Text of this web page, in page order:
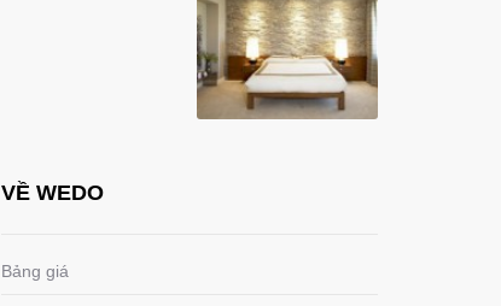
VỀ WEDO
Bảng giá